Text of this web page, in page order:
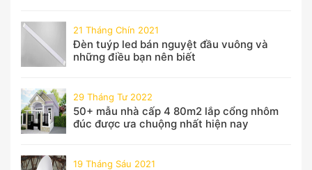
21 Tháng Chín 2021
Đèn tuýp led bán nguyệt đầu vuông và
những điều bạn nên biết
29 Tháng Tư 2022
50+ mẫu nhà cấp 4 80m2 lắp cổng nhôm
đúc được ưa chuộng nhất hiện nay
19 Tháng Sáu 2021